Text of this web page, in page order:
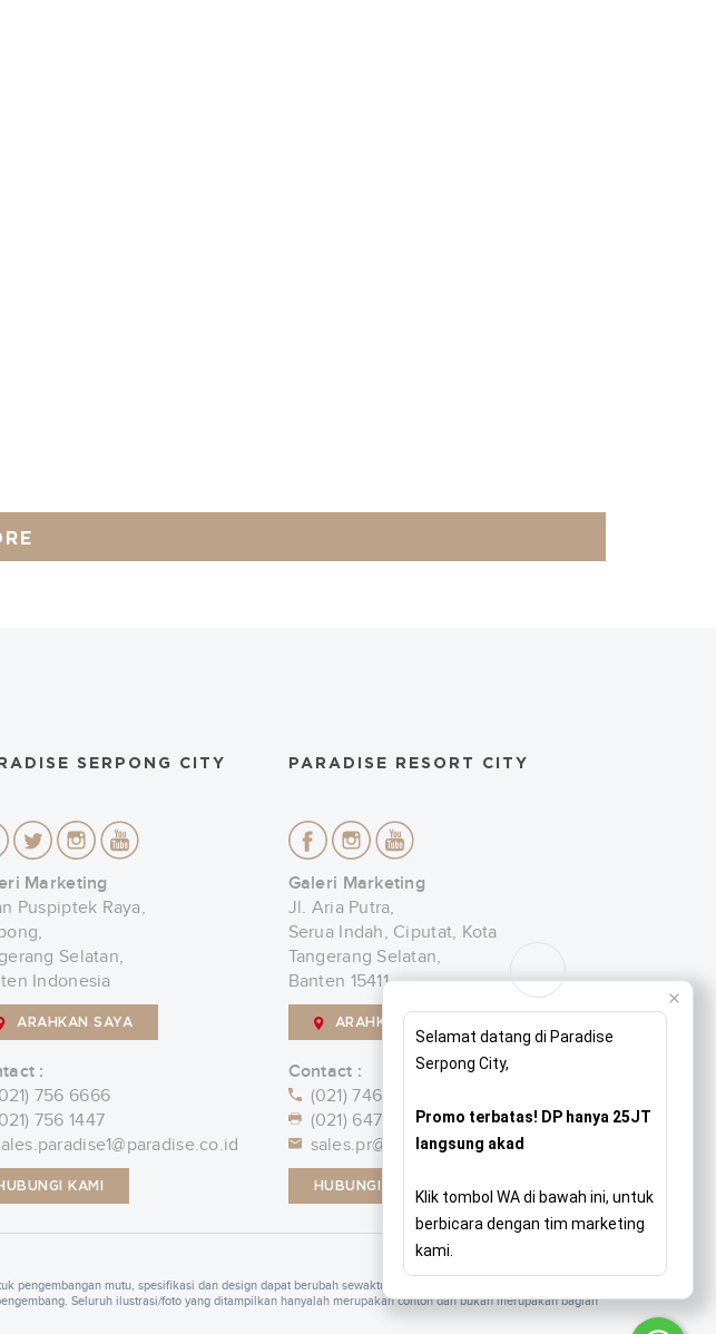
SERPONG CITY
Marketing
Puspiptek Raya,
Selatan,
Indonesia
ARAHKAN SAYA
:
756 6666
756 1447
KAMI
PARADISE RESORT CITY
Galeri Marketing
Jl. Aria Putra,
Serua Indah, Ciputat, Kota
Tangerang Selatan,
Banten 15411
ARAHKAN SAYA
Contact :
(021) 7463-1000
(021) 6471 6240
sales.pr@paradise.co.id
HUBUNGI KAMI
mutu, spesifikasi dan design dapat berubah sewaktu-waktu tanpa pemberitahuan.
Seluruh ilustrasi/foto yang ditampilkan hanyalah merupakan contoh dan bukan merupakan bagian
Selamat datang di Paradise
Serpong City,
Promo terbatas! DP hanya 25JT
langsung akad
Klik tombol WA di bawah ini, untuk
berbicara dengan tim marketing
kami.